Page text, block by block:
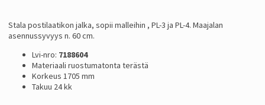
Stala postilaatikon jalka, sopii malleihin , PL-3 ja PL-4. Maajalan
asennussyvyys n. 60 cm.
Lvi-nro: 7188604
Materiaali ruostumatonta terästä
Korkeus 1705 mm
Takuu 24 kk